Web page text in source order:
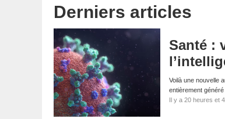
Derniers articles
Santé :
Voilà une nouvelle
entièrement généré
Il y a 20 heures et